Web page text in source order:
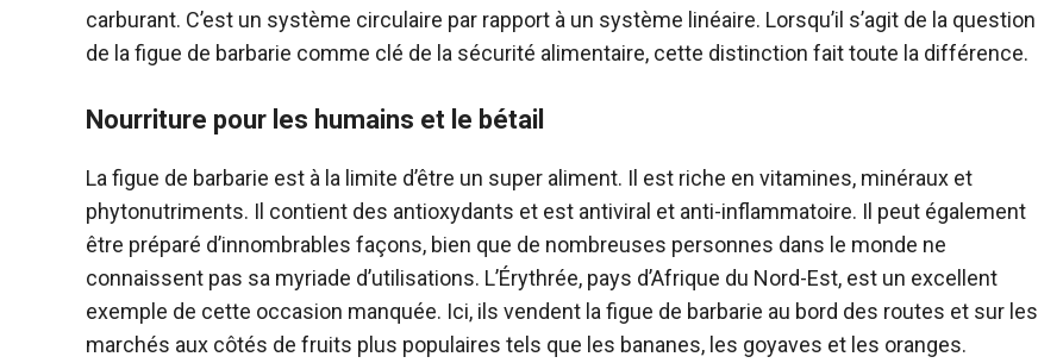
carburant. C’est un système circulaire par rapport à un système linéaire. Lorsqu’il s’agit de la question
de la figue de barbarie comme clé de la sécurité alimentaire, cette distinction fait toute la différence.
Nourriture pour les humains et le bétail
La figue de barbarie est à la limite d’être un super aliment. Il est riche en vitamines, minéraux et
phytonutriments. Il contient des antioxydants et est antiviral et anti-inflammatoire. Il peut également
être préparé d’innombrables façons, bien que de nombreuses personnes dans le monde ne
connaissent pas sa myriade d’utilisations. L’Érythrée, pays d’Afrique du Nord-Est, est un excellent
exemple de cette occasion manquée. Ici, ils vendent la figue de barbarie au bord des routes et sur les
marchés aux côtés de fruits plus populaires tels que les bananes, les goyaves et les oranges.